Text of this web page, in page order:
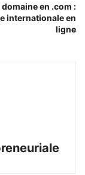
domaine en .com :
internationale en
ligne